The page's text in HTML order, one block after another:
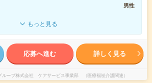
男性
もっと見る
応募へ進む 詳しく見る
ループ株式会社 ケアサービス事業部 （医療福祉介護関連）